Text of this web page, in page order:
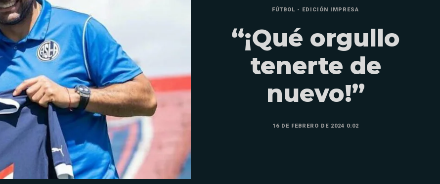
FÚTBOL - EDICIÓN IMPRESA
“¡Qué orgullo
tenerte de
nuevo!”
16 DE FEBRERO DE 2024 0:02